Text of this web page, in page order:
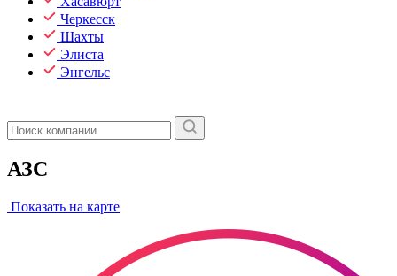
Черкесск
Шахты
Элиста
Энгельс
АЗС
Показать на карте